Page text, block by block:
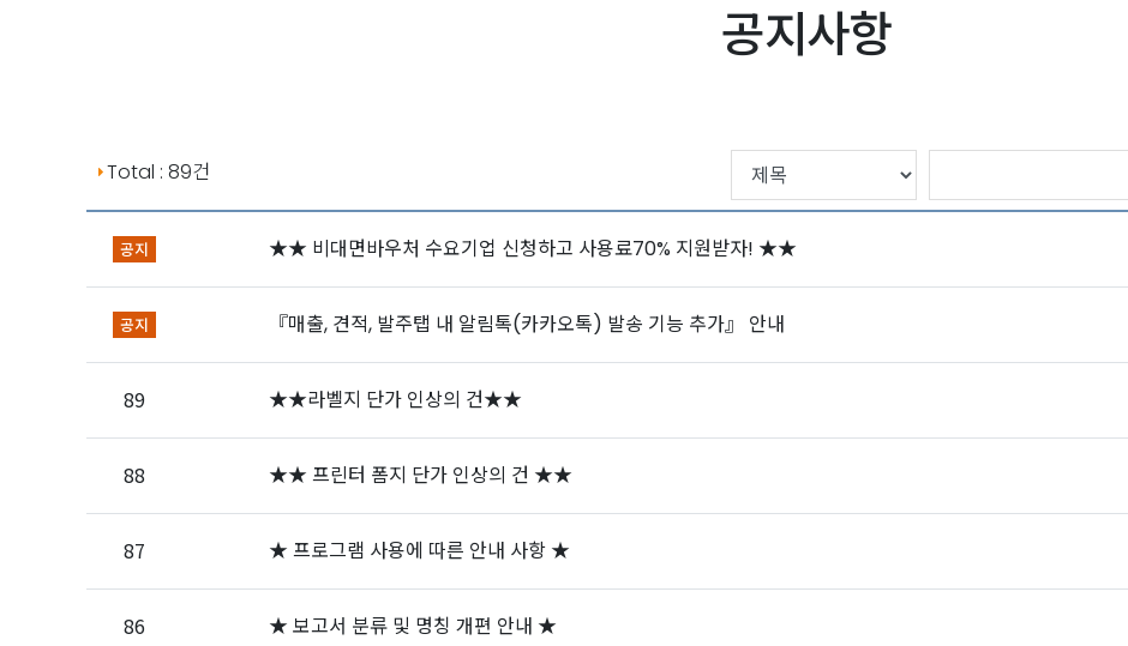
공지사항
공지사항 게시판 목록
Total : 89건
공지 ★★ 비대면바우처 수요기업 신청하고 사용료70% 지원받자! ★★
공지 『매출, 견적, 발주탭 내 알림톡(카카오톡) 발송 기능 추가』 안내
89 ★★라벨지 단가 인상의 건★★
88 ★★ 프린터 폼지 단가 인상의 건 ★★
87 ★ 프로그램 사용에 따른 안내 사항 ★
86 ★ 보고서 분류 및 명칭 개편 안내 ★